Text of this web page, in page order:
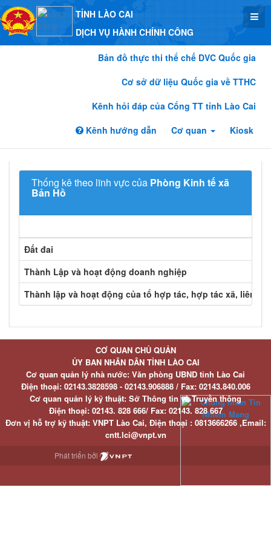
TỈNH LÀO CAI
DỊCH VỤ HÀNH CHÍNH CÔNG
Bản đồ thực thi thể chế DVC Quốc gia
Cơ sở dữ liệu Quốc gia về TTHC
Kênh hỏi đáp của Cổng TT tỉnh Lào Cai
Kênh hướng dẫn
Cơ quan Kiosk
Thống kê theo lĩnh vực của Phòng Kinh tế xã
Bản Hồ
Đất đai
Thành Lập và hoạt động doanh nghiệp
Thành lập và hoạt động của tổ hợp tác, hợp tác xã, liên
CƠ QUAN CHỦ QUẢN
ỦY BAN NHÂN DÂN TỈNH LÀO CAI
Cơ quan quản lý nhà nước: Văn phòng UBND tỉnh Lào Cai
Điện thoại:02143.3828598 - 02143.906888 / Fax:02143.840.006
Cơ quan quản lý kỹ thuật: Sở Thông tin và Truyền thông
Điện thoại:02143. 828 666/ Fax:02143. 828 667
Đơn vị hỗ trợ kỹ thuật: VNPT Lào Cai, Điện thoại : 0813666266 ,Email:
cntt.lci@vnpt.vn
Phát triển bởi